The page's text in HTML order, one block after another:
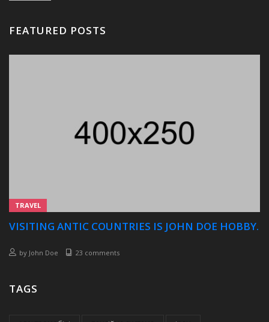
FEATURED POSTS
TRAVEL
VISITING ANTIC COUNTRIES IS JOHN DOE HOBBY.
by John Doe 23 comments
TAGS